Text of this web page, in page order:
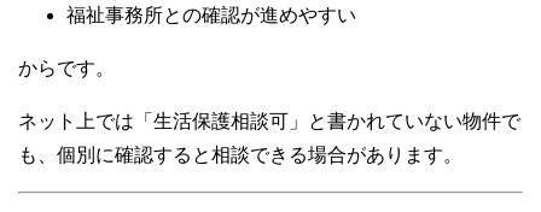
福祉事務所との確認が進めやすい
からです。
ネット上では「生活保護相談可」と書かれていない物件で
も、個別に確認すると相談できる場合があります。